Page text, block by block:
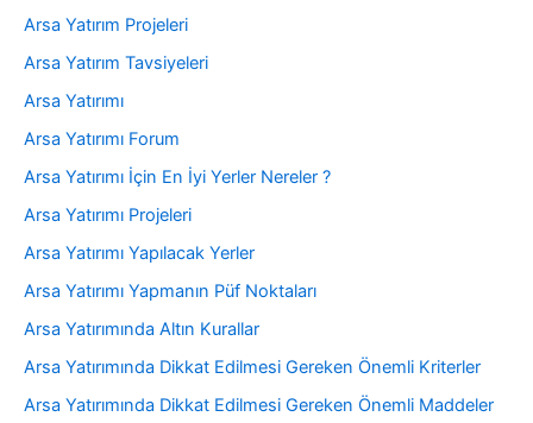
Arsa Yatırım Projeleri
Arsa Yatırım Tavsiyeleri
Arsa Yatırımı
Arsa Yatırımı Forum
Arsa Yatırımı İçin En İyi Yerler Nereler ?
Arsa Yatırımı Projeleri
Arsa Yatırımı Yapılacak Yerler
Arsa Yatırımı Yapmanın Püf Noktaları
Arsa Yatırımında Altın Kurallar
Arsa Yatırımında Dikkat Edilmesi Gereken Önemli Kriterler
Arsa Yatırımında Dikkat Edilmesi Gereken Önemli Maddeler